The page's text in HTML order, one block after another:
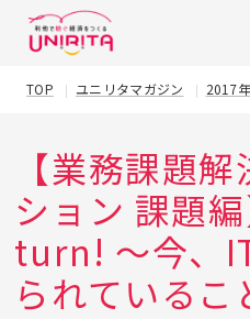
TOP ユニリタマガジン 2017
【業務課題
ション 課題
turn! ～今、
られているこ